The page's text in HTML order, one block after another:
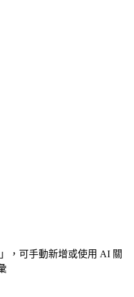
，可手動新增或使用 AI 關